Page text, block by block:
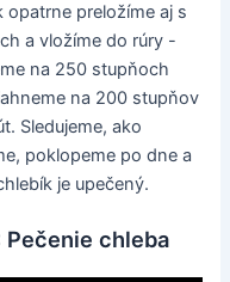
opatrne preložíme aj s
a vložíme do rúry -
na 250 stupňoch
na 200 stupňov
Sledujeme, ako
poklopeme po dne a
je upečený.
Pečenie chleba